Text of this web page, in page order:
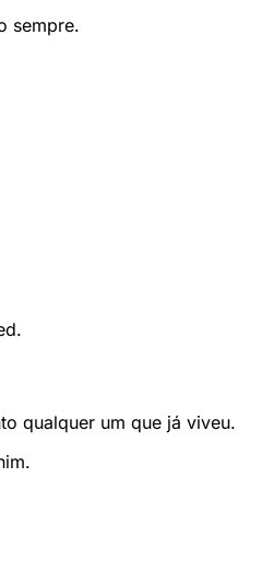
sempre.
qualquer um que já viveu.